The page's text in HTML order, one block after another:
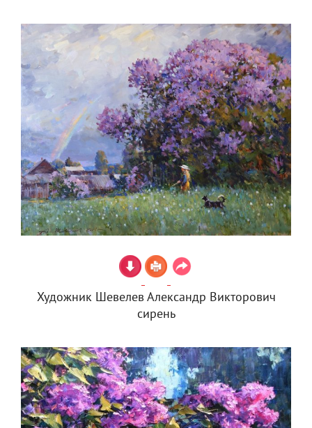
Художник Шевелев Александр Викторович
сирень